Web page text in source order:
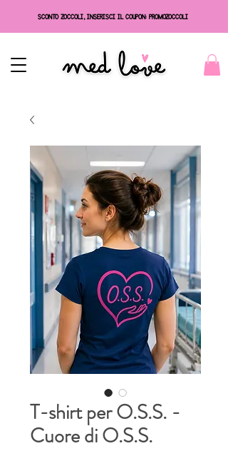
SCONTO ZOCCOLI, INSERISCI IL COUPON: PROMOZOCCOLI
T-shirt per O.S.S. -
Cuore di O.S.S.